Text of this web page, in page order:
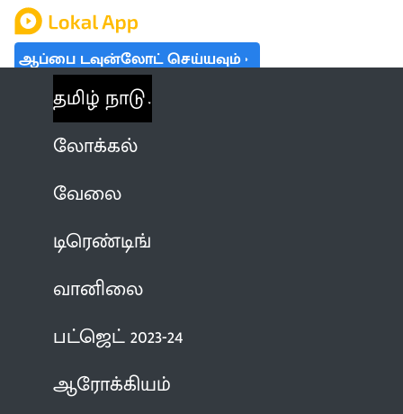
ஆப்பை டவுன்லோட் செய்யவும்
தமிழ் நாடு
லோக்கல்
வேலை
டிரெண்டிங்
வானிலை
பட்ஜெட் 2023-24
ஆரோக்கியம்